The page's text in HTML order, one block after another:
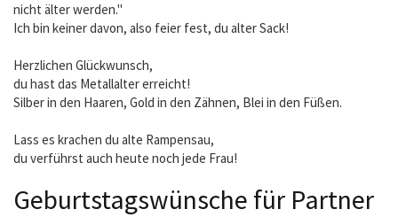
nicht älter werden."
Ich bin keiner davon, also feier fest, du alter Sack!
Herzlichen Glückwunsch,
du hast das Metallalter erreicht!
Silber in den Haaren, Gold in den Zähnen, Blei in den Füßen.
Lass es krachen du alte Rampensau,
du verführst auch heute noch jede Frau!
Geburtstagswünsche für Partner